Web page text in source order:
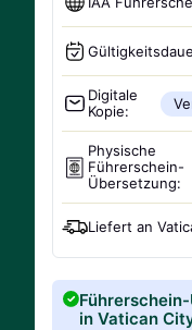
Digitale
Kopie:
Physische
Führerschein-
Übersetzung:
Liefert an
in Vatican